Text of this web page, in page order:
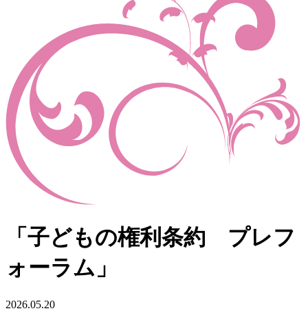
「子どもの権利条約 プレフ
ォーラム」
2026.05.20